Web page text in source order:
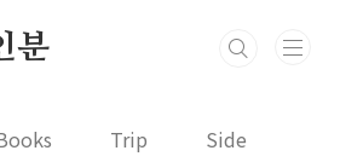
분
Trip Side